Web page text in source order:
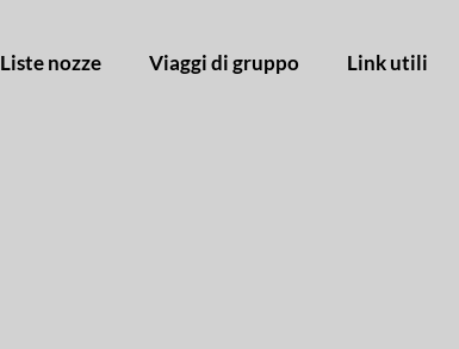
Liste nozze Viaggi di gruppo Link utili